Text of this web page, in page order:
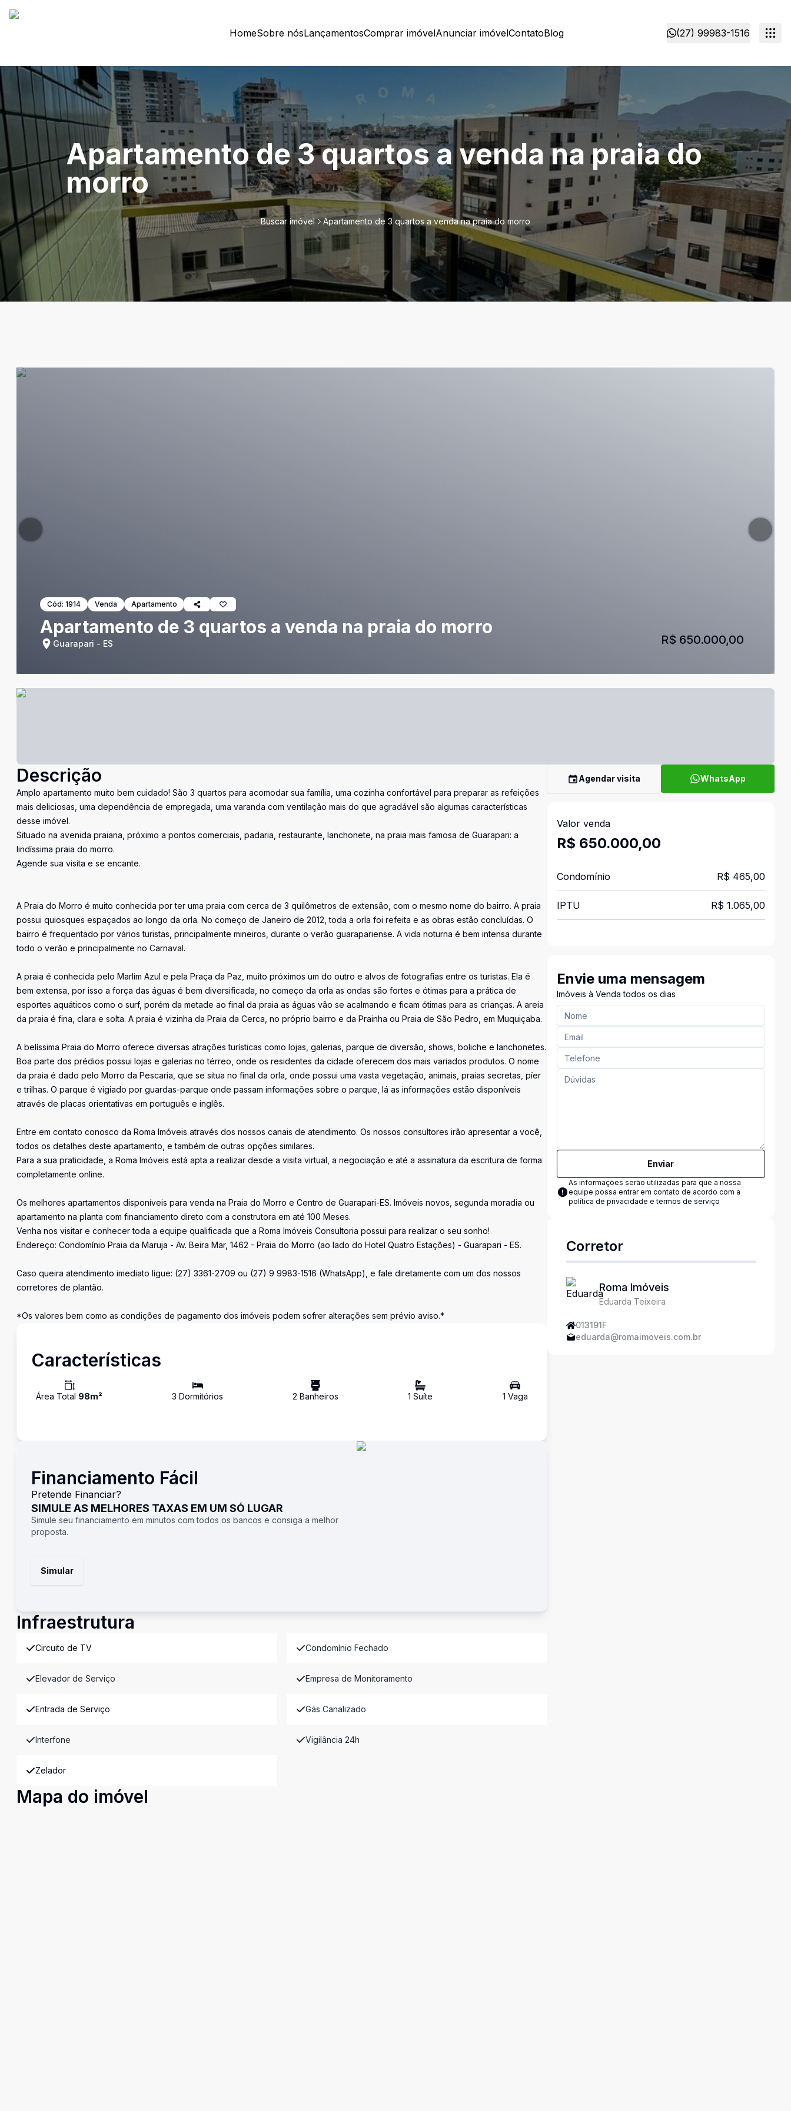
HomeSobre nósLançamentosComprar imóvelAnunciar imóvelContatoBlog (27) 99983-1516
Apartamento de 3 quartos a venda na praia do
morro
Buscar imóvel Apartamento de 3 quartos a venda na praia do morro
Cód: 1914 Venda Apartamento
Apartamento de 3 quartos a venda na praia do morro
Guarapari - ES R$ 650.000,00
Descrição
Amplo apartamento muito bem cuidado! São 3 quartos para acomodar sua família, uma cozinha confortável para preparar as refeições
mais deliciosas, uma dependência de empregada, uma varanda com ventilação mais do que agradável são algumas características
desse imóvel.
Situado na avenida praiana, próximo a pontos comerciais, padaria, restaurante, lanchonete, na praia mais famosa de Guarapari: a
lindíssima praia do morro.
Agende sua visita e se encante.
A Praia do Morro é muito conhecida por ter uma praia com cerca de 3 quilômetros de extensão, com o mesmo nome do bairro. A praia
possui quiosques espaçados ao longo da orla. No começo de Janeiro de 2012, toda a orla foi refeita e as obras estão concluídas. O
bairro é frequentado por vários turistas, principalmente mineiros, durante o verão guarapariense. A vida noturna é bem intensa durante
todo o verão e principalmente no Carnaval.
A praia é conhecida pelo Marlim Azul e pela Praça da Paz, muito próximos um do outro e alvos de fotografias entre os turistas. Ela é
bem extensa, por isso a força das águas é bem diversificada, no começo da orla as ondas são fortes e ótimas para a prática de
esportes aquáticos como o surf, porém da metade ao final da praia as águas vão se acalmando e ficam ótimas para as crianças. A areia
da praia é fina, clara e solta. A praia é vizinha da Praia da Cerca, no próprio bairro e da Prainha ou Praia de São Pedro, em Muquiçaba.
A belíssima Praia do Morro oferece diversas atrações turísticas como lojas, galerias, parque de diversão, shows, boliche e lanchonetes.
Boa parte dos prédios possui lojas e galerias no térreo, onde os residentes da cidade oferecem dos mais variados produtos. O nome
da praia é dado pelo Morro da Pescaria, que se situa no final da orla, onde possui uma vasta vegetação, animais, praias secretas, píer
e trilhas. O parque é vigiado por guardas-parque onde passam informações sobre o parque, lá as informações estão disponíveis
através de placas orientativas em português e inglês.
Entre em contato conosco da Roma Imóveis através dos nossos canais de atendimento. Os nossos consultores irão apresentar a você,
todos os detalhes deste apartamento, e também de outras opções similares.
Para a sua praticidade, a Roma Imóveis está apta a realizar desde a visita virtual, a negociação e até a assinatura da escritura de forma
completamente online.
Os melhores apartamentos disponíveis para venda na Praia do Morro e Centro de Guarapari-ES. Imóveis novos, segunda moradia ou
apartamento na planta com financiamento direto com a construtora em até 100 Meses.
Venha nos visitar e conhecer toda a equipe qualificada que a Roma Imóveis Consultoria possui para realizar o seu sonho!
Endereço: Condomínio Praia da Maruja - Av. Beira Mar, 1462 - Praia do Morro (ao lado do Hotel Quatro Estações) - Guarapari - ES.
Caso queira atendimento imediato ligue: (27) 3361-2709 ou (27) 9 9983-1516 (WhatsApp), e fale diretamente com um dos nossos
corretores de plantão.
*Os valores bem como as condições de pagamento dos imóveis podem sofrer alterações sem prévio aviso.*
Características
Área Total 98m² 3 Dormitórios 2 Banheiros 1 Suíte 1 Vaga
Financiamento Fácil
Pretende Financiar?
SIMULE AS MELHORES TAXAS EM UM SÓ LUGAR
Simule seu financiamento em minutos com todos os bancos e consiga a melhor
proposta.
Simular
Infraestrutura
Circuito de TV Condomínio Fechado
Elevador de Serviço Empresa de Monitoramento
Entrada de Serviço Gás Canalizado
Interfone Vigilância 24h
Zelador
Mapa do imóvel
Agendar visita WhatsApp
Valor venda
R$ 650.000,00
Condomínio R$ 465,00
IPTU R$ 1.065,00
Envie uma mensagem
Imóveis à Venda todos os dias
Enviar
As informações serão utilizadas para que a nossa
equipe possa entrar em contato de acordo com a
política de privacidade e termos de serviço
Corretor
Roma Imóveis
Eduarda Teixeira
013191F
eduarda@romaimoveis.com.br